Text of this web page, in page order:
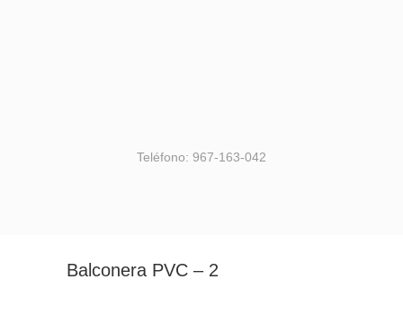
Teléfono: 967-163-042
Balconera PVC – 2